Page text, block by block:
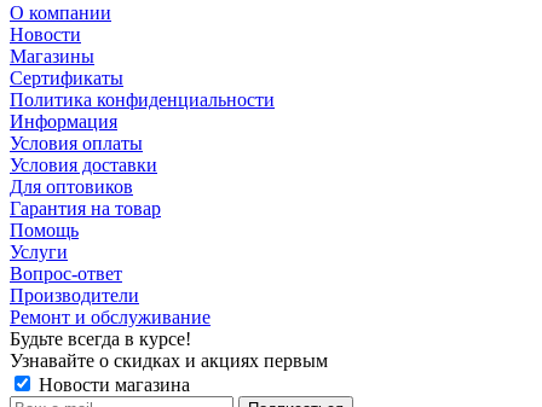
О компании
Новости
Магазины
Сертификаты
Политика конфиденциальности
Информация
Условия оплаты
Условия доставки
Для оптовиков
Гарантия на товар
Помощь
Услуги
Вопрос-ответ
Производители
Ремонт и обслуживание
Будьте всегда в курсе!
Узнавайте о скидках и акциях первым
Новости магазина